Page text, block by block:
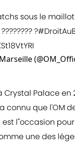
sous le
?
Palace en
connu que l'OM
l''occasion
une des